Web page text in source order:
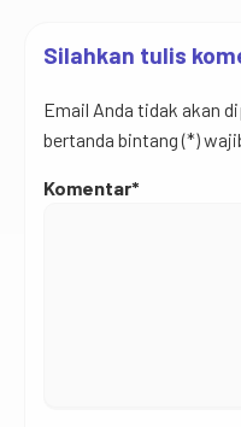
Silahkan tulis
Email Anda tidak akan
bertanda bintang (*)
Komentar*